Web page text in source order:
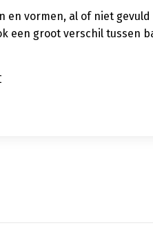
en vormen, al of niet
een groot verschil tussen